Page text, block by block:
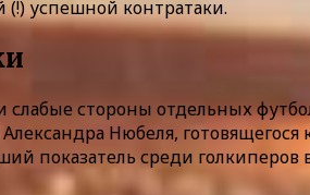
успешной контратаки.
стороны отдельных
Нюбеля, готовящегося
показатель среди